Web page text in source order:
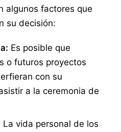
algunos factores que
su decisión:
Es posible que
o futuros proyectos
con su
a la ceremonia de
La vida personal de los